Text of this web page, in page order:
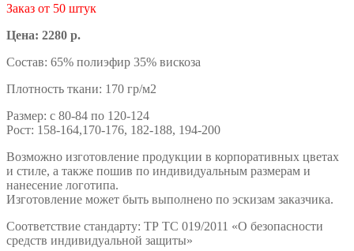
Заказ от 50 штук
Цена: 2280 р.
Состав: 65% полиэфир 35% вискоза
Плотность ткани: 170 гр/м2
Размер: с 80-84 по 120-124
Рост: 158-164,170-176, 182-188, 194-200
Возможно изготовление продукции в корпоративных цветах
и стиле, а также пошив по индивидуальным размерам и
нанесение логотипа.
Изготовление может быть выполнено по эскизам заказчика.
Соответствие стандарту: ТР ТС 019/2011 «О безопасности
средств индивидуальной защиты»